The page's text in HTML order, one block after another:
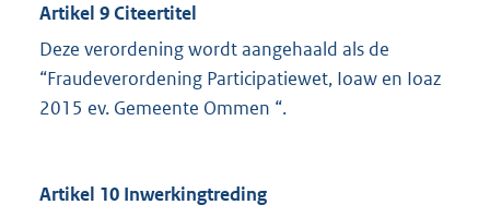
Artikel 9 Citeertitel
Deze verordening wordt aangehaald als de
“Fraudeverordening Participatiewet, Ioaw en Ioaz
2015 ev. Gemeente Ommen “.
Artikel 10 Inwerkingtreding